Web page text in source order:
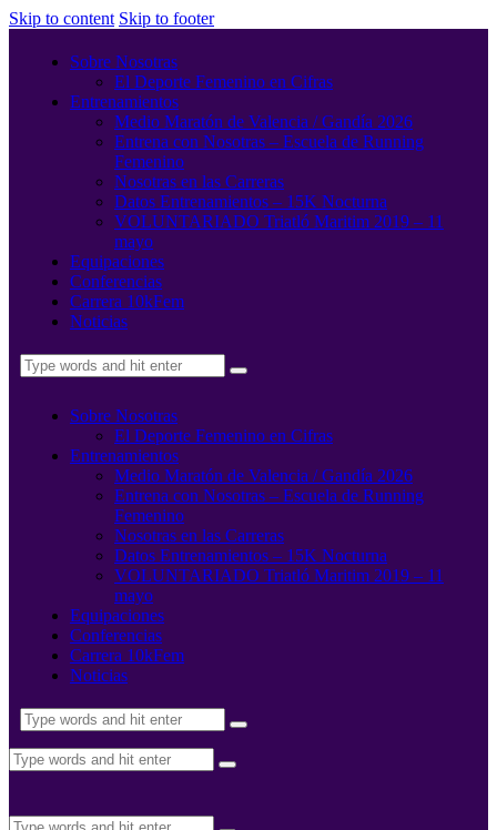
Skip to content Skip to footer
Sobre Nosotras
El Deporte Femenino en Cifras
Entrenamientos
Medio Maratón de Valencia / Gandía 2026
Entrena con Nosotras – Escuela de Running
Femenino
Nosotras en las Carreras
Datos Entrenamientos – 15K Nocturna
VOLUNTARIADO Triatló Maritim 2019 – 11
mayo
Equipaciones
Conferencias
Carrera 10kFem
Noticias
Sobre Nosotras
El Deporte Femenino en Cifras
Entrenamientos
Medio Maratón de Valencia / Gandía 2026
Entrena con Nosotras – Escuela de Running
Femenino
Nosotras en las Carreras
Datos Entrenamientos – 15K Nocturna
VOLUNTARIADO Triatló Maritim 2019 – 11
mayo
Equipaciones
Conferencias
Carrera 10kFem
Noticias